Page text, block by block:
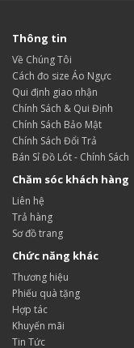
Thông tin
Về Chúng Tôi
Cách đo size Áo Ngực
Qui định giao nhận
Chính Sách & Qui Định
Chính Sách Bảo Mật
Chính Sách Đổi Trả
Bán Sỉ Đồ Lót - Chính Sách
Chăm sóc khách hàng
Liên hệ
Trả hàng
Sơ đồ trang
Chức năng khác
Thương hiệu
Phiếu quà tặng
Hợp tác
Khuyến mãi
Tin Tức